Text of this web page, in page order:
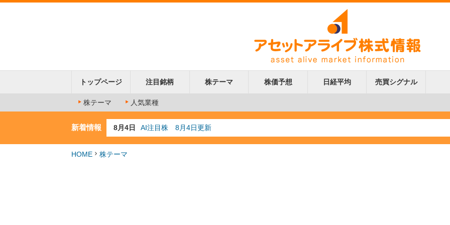
トップページ 注目銘柄 株テーマ 株価予想 日経平均 売買シグナル
株テーマ 人気業種
新着情報 8月4日
AI注目株 8月4日更新
8月3日
人気業種注目株 8月3日更新
7月29日
HOME 株テーマ